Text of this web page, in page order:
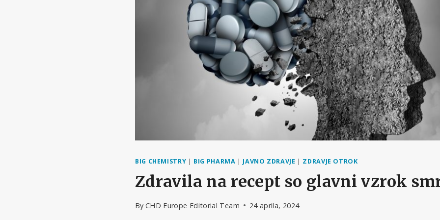
BIG CHEMISTRY | BIG PHARMA | JAVNO ZDRAVJE | ZDRAVJE OTROK
Zdravila na recept so glavni vzrok
By CHD Europe Editorial Team 24 aprila, 2024